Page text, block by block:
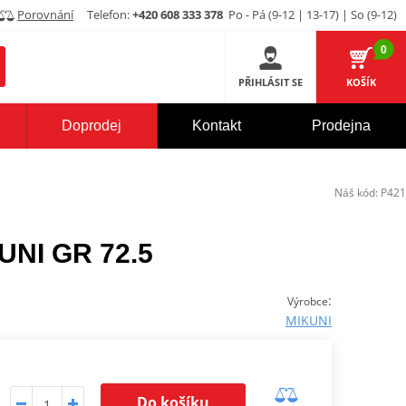
Porovnání Telefon:+420 608 333 378 Po - Pá (9-12 | 13-17) | So (9-12)
PŘIHLÁSIT SE
0
KOŠÍK
Doprodej Kontakt Prodejna
GR 72.5
Výrobce:
MIKUNI
Náš kód: P421